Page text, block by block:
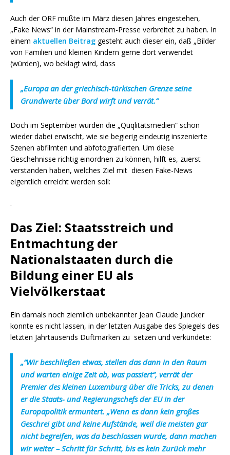
Auch der ORF mußte im März diesen Jahres eingestehen,
„Fake News“ in der Mainstream-Presse verbreitet zu haben. In
einem aktuellen Beitrag gesteht auch dieser ein, daß „Bilder
von Familien und kleinen Kindern gerne dort verwendet
(würden), wo beklagt wird, dass
„Europa an der griechisch-türkischen Grenze seine
Grundwerte über Bord wirft und verrät.“
Doch im September wurden die „Quqlitätsmedien“ schon
wieder dabei erwischt, wie sie begierig eindeutig inszenierte
Szenen abfilmten und abfotografierten. Um diese
Geschehnisse richtig einordnen zu können, hilft es, zuerst
verstanden haben, welches Ziel mit diesen Fake-News
eigentlich erreicht werden soll:
.
Das Ziel: Staatsstreich und
Entmachtung der
Nationalstaaten durch die
Bildung einer EU als
Vielvölkerstaat
Ein damals noch ziemlich unbekannter Jean Claude Juncker
konnte es nicht lassen, in der letzten Ausgabe des Spiegels des
letzten Jahrtausends Duftmarken zu setzen und verkündete:
„“Wir beschließen etwas, stellen das dann in den Raum
und warten einige Zeit ab, was passiert“, verrät der
Premier des kleinen Luxemburg über die Tricks, zu denen
er die Staats- und Regierungschefs der EU in der
Europapolitik ermuntert. „Wenn es dann kein großes
Geschrei gibt und keine Aufstände, weil die meisten gar
nicht begreifen, was da beschlossen wurde, dann machen
wir weiter – Schritt für Schritt, bis es kein Zurück mehr